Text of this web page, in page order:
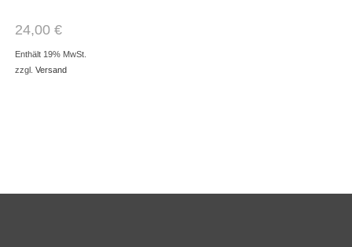
24,00 €
Enthält 19% MwSt.
zzgl. Versand